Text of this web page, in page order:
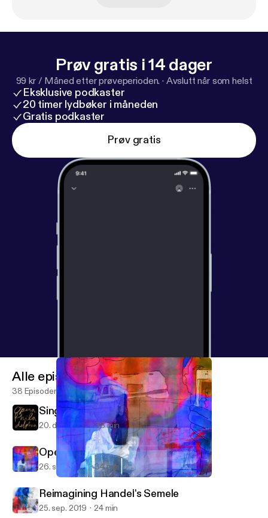
Prøv gratis i 14 dager
99 kr / Måned etter prøveperioden. · Avslutt når som helst
Eksklusive podkaster
20 timer lydbøker i måneden
Gratis podkaster
Prøv gratis
In Tune with Opera Philadelphia
Alle episoder
38 Episoder
Singers with Range
20. des. 2019 38 min
Opera for the 21st Century
26. sep. 2019 34 min
Reimagining Handel's Semele
25. sep. 2019 24 min